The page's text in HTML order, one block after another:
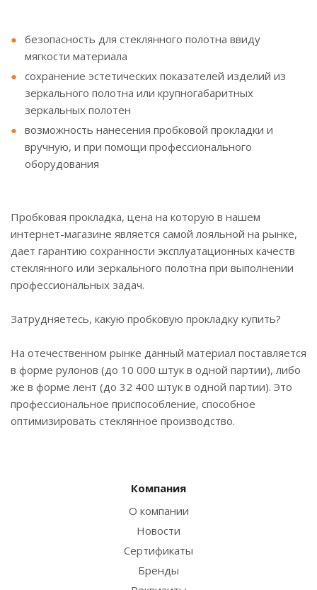
безопасность для стеклянного полотна ввиду
мягкости материала
сохранение эстетических показателей изделий из
зеркального полотна или крупногабаритных
зеркальных полотен
возможность нанесения пробковой прокладки и
вручную, и при помощи профессионального
оборудования
Пробковая прокладка, цена на которую в нашем
интернет-магазине является самой лояльной на рынке,
дает гарантию сохранности эксплуатационных качеств
стеклянного или зеркального полотна при выполнении
профессиональных задач.
Затрудняетесь, какую пробковую прокладку купить?
На отечественном рынке данный материал поставляется
в форме рулонов (до 10 000 штук в одной партии), либо
же в форме лент (до 32 400 штук в одной партии). Это
профессиональное приспособление, способное
оптимизировать стеклянное производство.
Компания
О компании
Новости
Сертификаты
Бренды